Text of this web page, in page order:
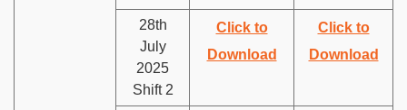
28th
July
2025
Shift 2
Click to
Download
Click to
Download